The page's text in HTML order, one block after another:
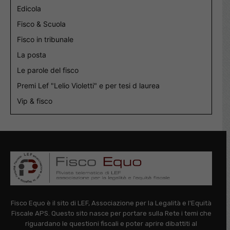
Edicola
Fisco & Scuola
Fisco in tribunale
La posta
Le parole del fisco
Premi Lef "Lelio Violetti" e per tesi d laurea
Vip & fisco
Fisco Equo è il sito di LEF, Associazione per la Legalità e l'Equità
Fiscale APS. Questo sito nasce per portare sulla Rete i temi che
riguardano le questioni fiscali e poter aprire dibattiti al